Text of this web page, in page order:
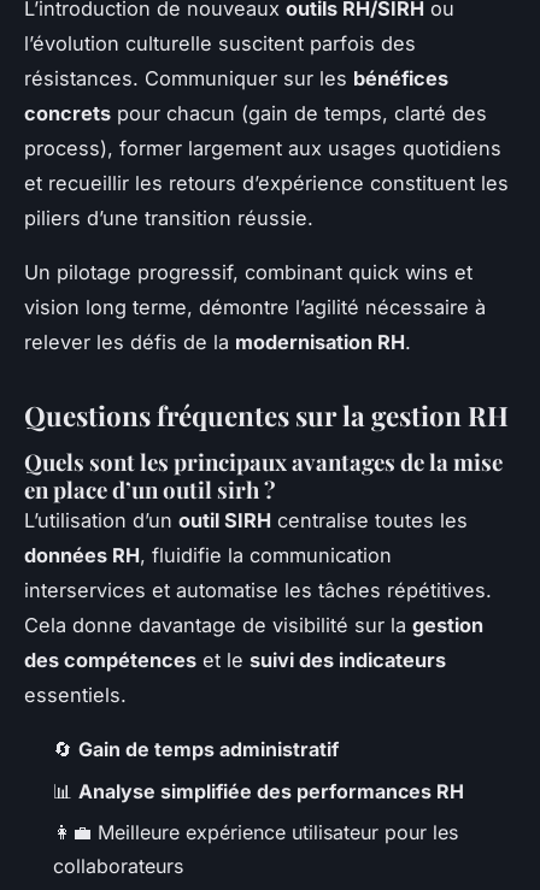
L’introduction de nouveaux outils RH/SIRH ou
l’évolution culturelle suscitent parfois des
résistances. Communiquer sur les bénéfices
concrets pour chacun (gain de temps, clarté des
process), former largement aux usages quotidiens
et recueillir les retours d’expérience constituent les
piliers d’une transition réussie.
Un pilotage progressif, combinant quick wins et
vision long terme, démontre l’agilité nécessaire à
relever les défis de la modernisation RH.
Questions fréquentes sur la gestion RH
Quels sont les principaux avantages de la mise
en place d’un outil sirh ?
L’utilisation d’un outil SIRH centralise toutes les
données RH, fluidifie la communication
interservices et automatise les tâches répétitives.
Cela donne davantage de visibilité sur la gestion
des compétences et le suivi des indicateurs
essentiels.
🔄 Gain de temps administratif
📊 Analyse simplifiée des performances RH
👩‍💼 Meilleure expérience utilisateur pour les
collaborateurs